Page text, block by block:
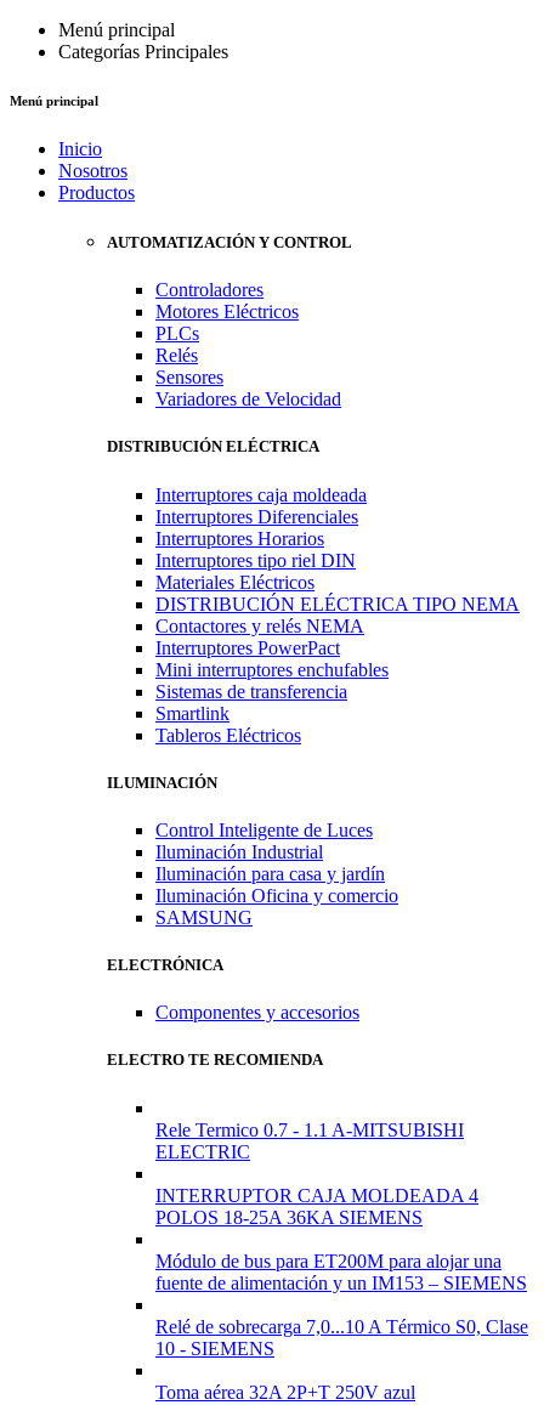
Menú principal
Categorías Principales
Menú principal
Inicio
Nosotros
Productos
AUTOMATIZACIÓN Y CONTROL
Controladores
Motores Eléctricos
PLCs
Relés
Sensores
Variadores de Velocidad
DISTRIBUCIÓN ELÉCTRICA
Interruptores caja moldeada
Interruptores Diferenciales
Interruptores Horarios
Interruptores tipo riel DIN
Materiales Eléctricos
DISTRIBUCIÓN ELÉCTRICA TIPO NEMA
Contactores y relés NEMA
Interruptores PowerPact
Mini interruptores enchufables
Sistemas de transferencia
Smartlink
Tableros Eléctricos
ILUMINACIÓN
Control Inteligente de Luces
Iluminación Industrial
Iluminación para casa y jardín
Iluminación Oficina y comercio
SAMSUNG
ELECTRÓNICA
Componentes y accesorios
ELECTRO TE RECOMIENDA
Rele Termico 0.7 - 1.1 A-MITSUBISHI
ELECTRIC
INTERRUPTOR CAJA MOLDEADA 4
POLOS 18-25A 36KA SIEMENS
Módulo de bus para ET200M para alojar una
fuente de alimentación y un IM153 – SIEMENS
Relé de sobrecarga 7,0...10 A Térmico S0, Clase
10 - SIEMENS
Toma aérea 32A 2P+T 250V azul